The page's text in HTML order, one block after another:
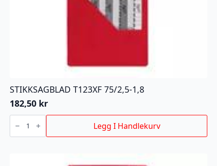
STIKKSAGBLAD T123XF 75/2,5-1,8
182,50 kr
STIKKSAGBLAD
T123XF
75/2,5-
1,8
Legg I Handlekurv